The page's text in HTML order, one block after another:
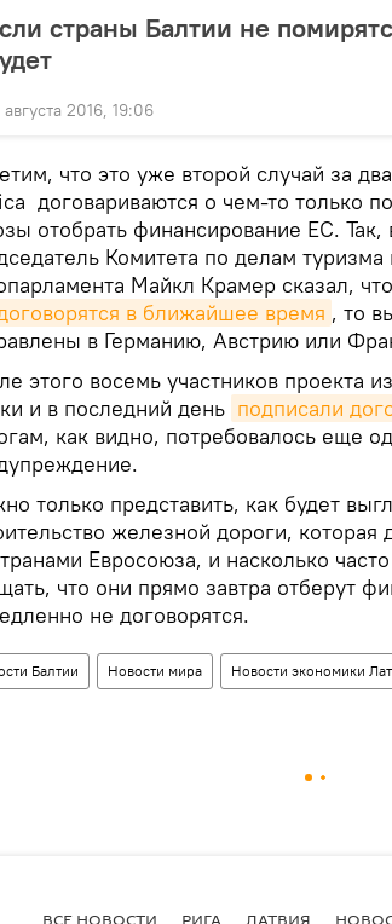
страны Балтии не
августа 2016, 19:06
что это уже второй случай за
договариваются о чем-то только
отобрать финансирование ЕС. Так,
Комитета по делам туризма
Майкл Крамер сказал,
в ближайшее время , то
в Германию, Австрию или
этого восемь участников проекта
и в последний день подписали
как видно, потребовалось еще
только представить, как будет
железной дороги,
Евросоюза, и насколько
что они прямо завтра отберут
не договорятся.
Балтии Новости мира Новости экономики
ВСЕ НОВОСТИ РИГА ЛАТВИЯ